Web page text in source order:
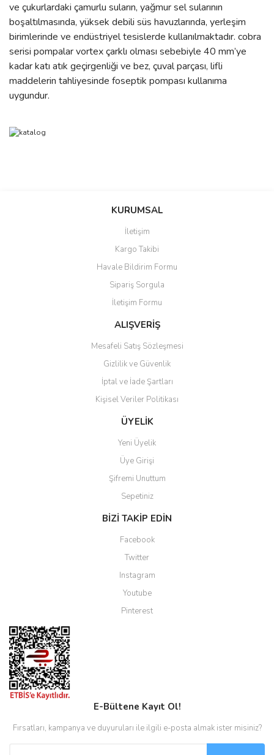
ve çukurlardaki çamurlu suların, yağmur sel sularının
boşaltılmasında, yüksek debili süs havuzlarında, yerleşim
birimlerinde ve endüstriyel tesislerde kullanılmaktadır. cobra
serisi pompalar vortex çarklı olması sebebiyle 40 mm’ye
kadar katı atık geçirgenliği ve bez, çuval parçası, lifli
maddelerin tahliyesinde foseptik pompası kullanıma
uygundur.
Bu ürüne ilk yorumu siz yapın!
Ürün hakkında henüz soru sorulmamış.
Ürün resmi kalitesiz, bozuk veya görüntülenemiyor.
Ürün açıklamasında eksik bilgiler bulunuyor.
Ürün bilgilerinde hatalar bulunuyor.
Ürün fiyatı diğer sitelerden daha pahalı.
Bu ürüne benzer farklı alternatifler olmalı.
Gönder
KURUMSAL
İletişim
Kargo Takibi
Havale Bildirim Formu
Sipariş Sorgula
İletişim Formu
ALIŞVERİŞ
Mesafeli Satış Sözleşmesi
Gizlilik ve Güvenlik
İptal ve İade Şartları
Kişisel Veriler Politikası
ÜYELİK
Yeni Üyelik
Üye Girişi
Şifremi Unuttum
Sepetiniz
BİZİ TAKİP EDİN
Facebook
Twitter
Instagram
Youtube
Pinterest
E-Bültene Kayıt Ol!
Fırsatları, kampanya ve duyuruları ile ilgili e-posta almak ister misiniz?